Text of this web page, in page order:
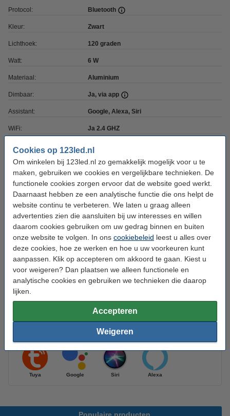
Cookies op 123led.nl
Om winkelen bij 123led.nl zo gemakkelijk mogelijk voor u te
maken, gebruiken we cookies en vergelijkbare technieken. De
functionele cookies zorgen ervoor dat de website goed werkt.
Daarnaast hebben ze een analytische functie die ons helpt de
website continu te verbeteren. We laten u graag alleen
advertenties zien die aansluiten bij uw interesses en willen
daarom cookies gebruiken om uw gedrag binnen en buiten
onze website te volgen. In ons cookiebeleid leest u alles over
deze cookies, hoe ze werken en hoe u uw voorkeuren kunt
aanpassen. Klik op accepteren om akkoord te gaan. Kiest u
voor weigeren? Dan plaatsen we alleen functionele en
analytische cookies en gebruiken we technieken die daarop
lijken.
Accepteren
Weigeren
Protocol: Bluetooth
Kleur: Zwart
Lichthoek: 120 graden
Watt: 6 W
Materiaal: Aluminium
Dimbaar: Ja, via app
Assistant: Google, Alexa, Siri
WiFi: Ja 2.4 GHZ
Voltage: 220-240 V
Koppelbaar: Ja
Afmetingen: 105 x 55 x 410 mm (lxbxh)
Beschermingsniveau: IP67
Gebruik: Buiten
Aantal: 1
Energielabel: G
Oud voor nieuw: uw oude apparaat
Tip: Verlengkabels meebestellen
Tuya Google Siri Alexa